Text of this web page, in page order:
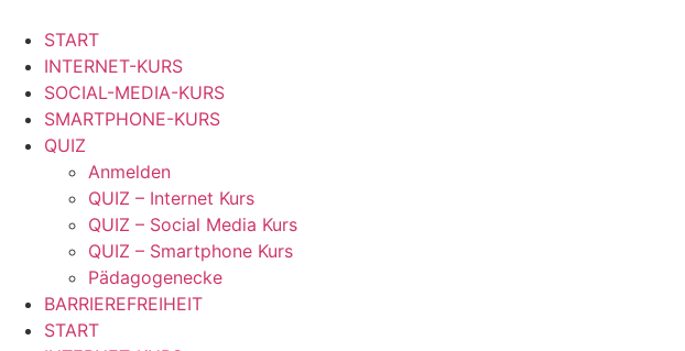
Inhalt
springen
START
INTERNET-KURS
SOCIAL-MEDIA-KURS
SMARTPHONE-KURS
QUIZ
Anmelden
QUIZ – Internet Kurs
QUIZ – Social Media Kurs
QUIZ – Smartphone Kurs
Pädagogenecke
BARRIEREFREIHEIT
START